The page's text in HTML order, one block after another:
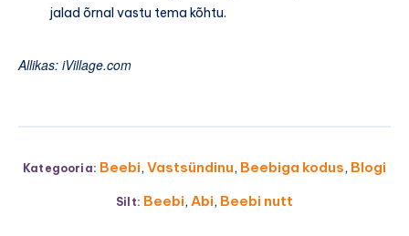
jalad õrnal vastu tema kõhtu.
Allikas: iVillage.com
Kategooria: Beebi, Vastsündinu, Beebiga kodus, Blogi
Silt: Beebi, Abi, Beebi nutt